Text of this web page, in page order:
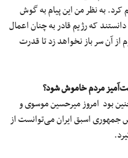
کرد. به نظر من این پیام به گوش
ایرانیان رسیده است. ایرانیان در سال ۲۰۰۹ دانستند که رژیم قادر به چنان اعمال
از آن سر باز نخواهد زد تا قدرت
مردم خاموش شود؟
بود امروز میرحسین موسوی و
جمهوری اسبق ایران می‌توانست از